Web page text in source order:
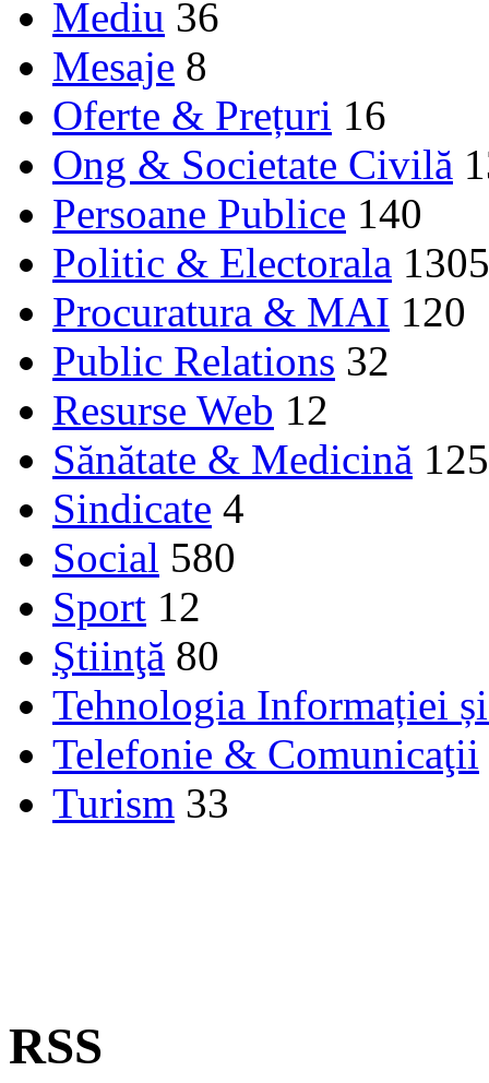
Mediu 36
Mesaje 8
Oferte & Prețuri 16
Ong & Societate Civilă
Persoane Publice 140
Politic & Electorala 1305
Procuratura & MAI 120
Public Relations 32
Resurse Web 12
Sănătate & Medicină 125
Sindicate 4
Social 580
Sport 12
Ştiinţă 80
Tehnologia Informației
Telefonie & Comunicaţii
Turism 33
RSS